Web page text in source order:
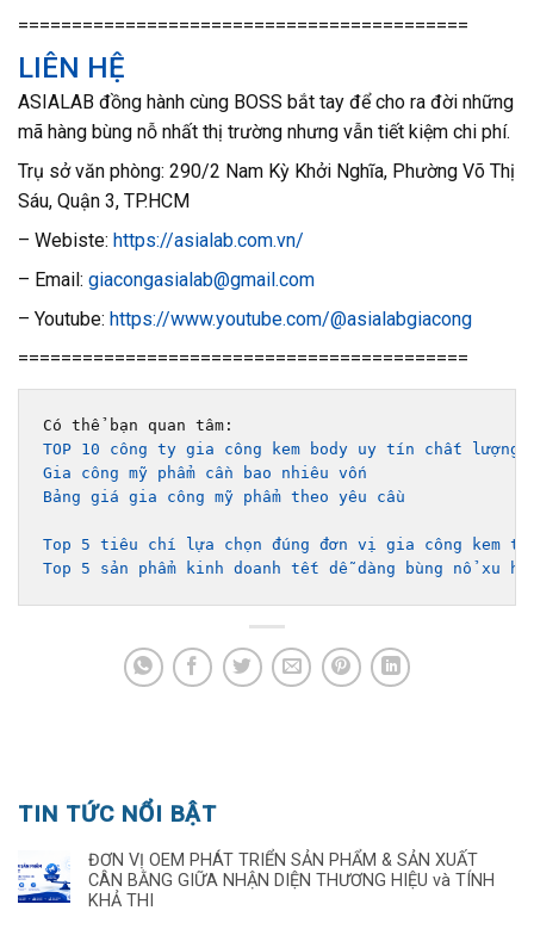
==========================================
LIÊN HỆ
ASIALAB đồng hành cùng BOSS bắt tay để cho ra đời những
mã hàng bùng nỗ nhất thị trường nhưng vẫn tiết kiệm chi phí.
Trụ sở văn phòng: 290/2 Nam Kỳ Khởi Nghĩa, Phường Võ Thị
Sáu, Quận 3, TP.HCM
– Webiste: https://asialab.com.vn/
– Email: giacongasialab@gmail.com
– Youtube: https://www.youtube.com/@asialabgiacong
==========================================
TOP 10 công ty gia công kem body uy tín chất lượng
Gia công mỹ phẩm cần bao nhiêu vốn
Bảng giá gia công mỹ phẩm theo yêu cầu
Top 5 tiêu chí lựa chọn đúng đơn vị gia công kem
Top 5 sản phẩm kinh doanh tết dễ dàng bùng nổ xu
TIN TỨC NỔI BẬT
ĐƠN VỊ OEM PHÁT TRIỂN SẢN PHẨM & SẢN XUẤT
CÂN BẰNG GIỮA NHẬN DIỆN THƯƠNG HIỆU và TÍNH
KHẢ THI